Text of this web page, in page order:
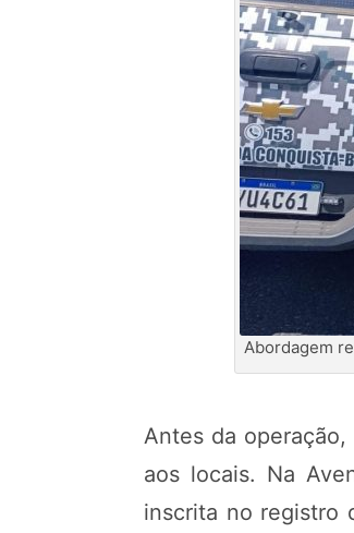
Abordagem
Antes da
aos locais. Na
inscrita no registro